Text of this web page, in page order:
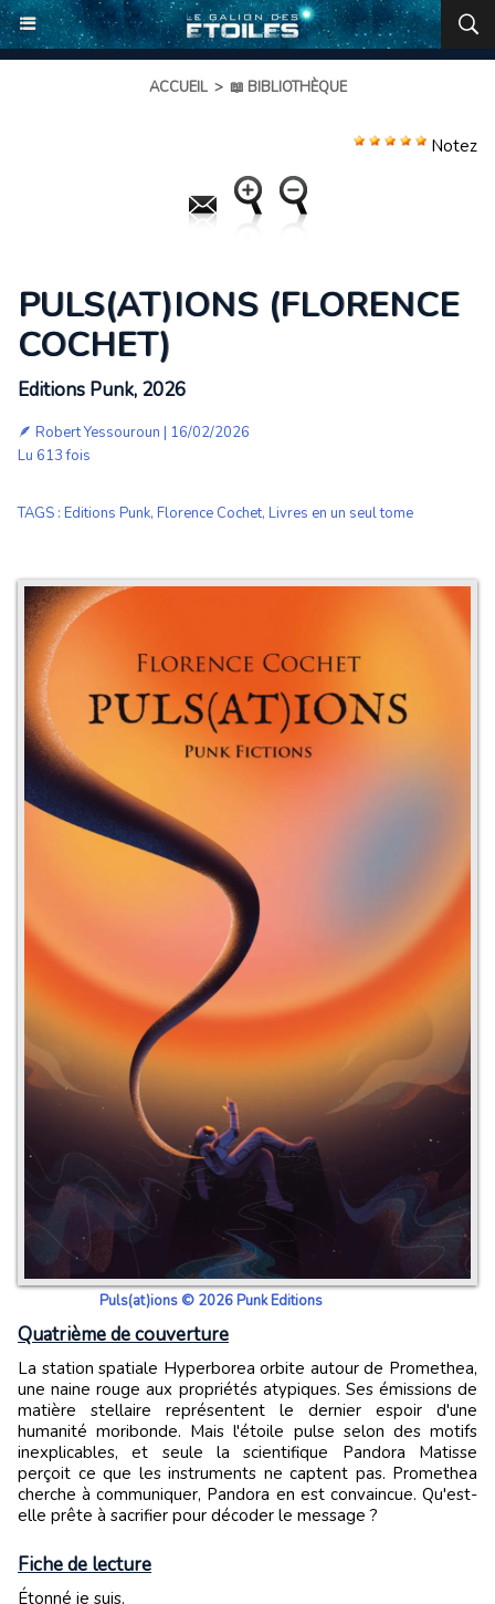
ACCUEIL > 📖 BIBLIOTHÈQUE
Notez
PULS(AT)IONS (FLORENCE
COCHET)
Editions Punk, 2026
🪶 Robert Yessouroun | 16/02/2026
Lu 613 fois
TAGS : Editions Punk, Florence Cochet, Livres en un seul tome
Puls(at)ions © 2026 Punk Editions
Quatrième de couverture
La station spatiale Hyperborea orbite autour de Promethea,
une naine rouge aux propriétés atypiques. Ses émissions de
matière stellaire représentent le dernier espoir d'une
humanité moribonde. Mais l'étoile pulse selon des motifs
inexplicables, et seule la scientifique Pandora Matisse
perçoit ce que les instruments ne captent pas. Promethea
cherche à communiquer, Pandora en est convaincue. Qu'est-
elle prête à sacrifier pour décoder le message ?
Fiche de lecture
Étonné je suis.